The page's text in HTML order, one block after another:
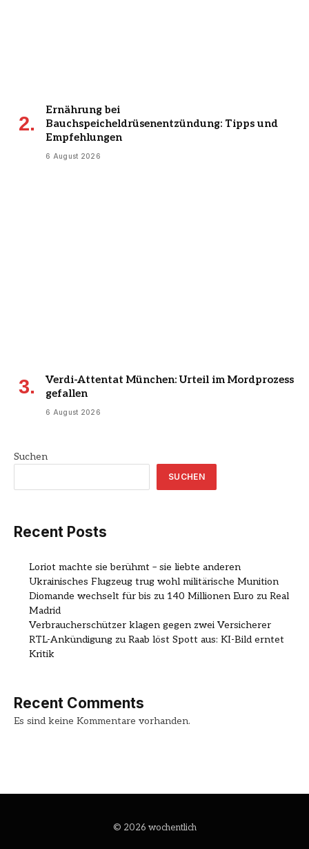
Ernährung bei
Bauchspeicheldrüsenentzündung: Tipps und
Empfehlungen
6 August 2026
Verdi-Attentat München: Urteil im Mordprozess
gefallen
6 August 2026
Suchen
SUCHEN
Recent Posts
Loriot machte sie berühmt – sie liebte anderen
Ukrainisches Flugzeug trug wohl militärische Munition
Diomande wechselt für bis zu 140 Millionen Euro zu Real
Madrid
Verbraucherschützer klagen gegen zwei Versicherer
RTL-Ankündigung zu Raab löst Spott aus: KI-Bild erntet
Kritik
Recent Comments
Es sind keine Kommentare vorhanden.
© 2026 wochentlich